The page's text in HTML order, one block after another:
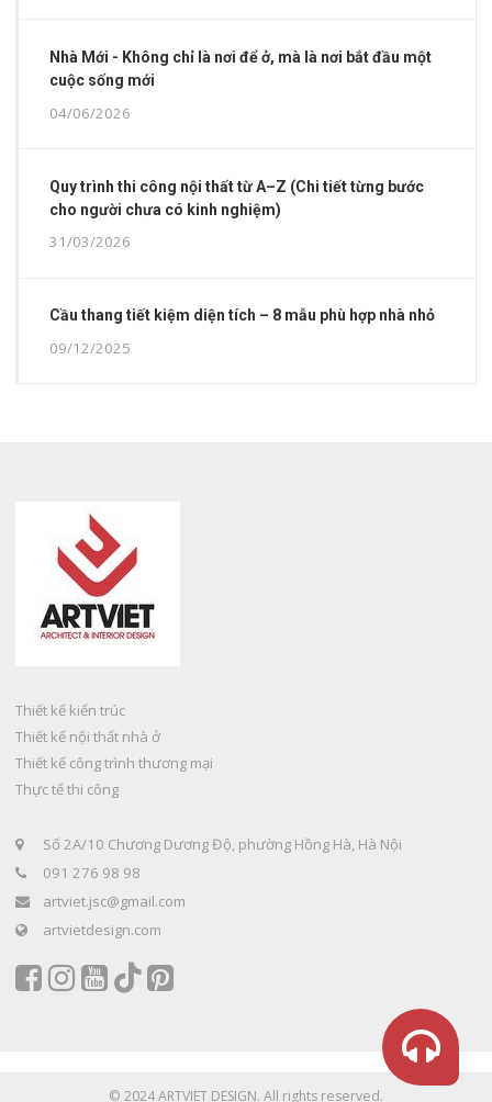
Nhà Mới - Không chỉ là nơi để ở, mà là nơi bắt đầu một
cuộc sống mới
04/06/2026
Quy trình thi công nội thất từ A–Z (Chi tiết từng bước
cho người chưa có kinh nghiệm)
31/03/2026
Cầu thang tiết kiệm diện tích – 8 mẫu phù hợp nhà nhỏ
09/12/2025
Thiết kế kiến trúc
Thiết kế nội thất nhà ở
Thiết kế công trình thương mại
Thực tế thi công
Số 2A/10 Chương Dương Độ, phường Hồng Hà, Hà Nội
091 276 98 98
artviet.jsc@gmail.com
artvietdesign.com
© 2024 ARTVIET DESIGN. All rights reserved.